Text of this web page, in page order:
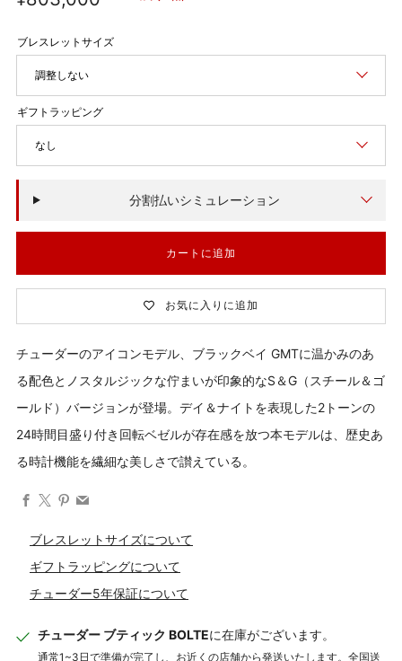
価
調整しない
なし
分割払いシミュレーション
カートに追加
お気に入りに追加
チューダーのアイコンモデル、ブラックベイ GMTに温かみのあ
る配色とノスタルジックな佇まいが印象的なS＆G（スチール＆ゴ
ールド）バージョンが登場。デイ＆ナイトを表現した2トーンの
24時間目盛り付き回転ベゼルが存在感を放つ本モデルは、歴史あ
る時計機能を繊細な美しさで讃えている。
ブレスレットサイズについて
ギフトラッピングについて
チューダー5年保証について
チューダー ブティック BOLTEに在庫がございます。
通常1~3日で準備が完了し、お近くの店舗から発送いたします。全国送